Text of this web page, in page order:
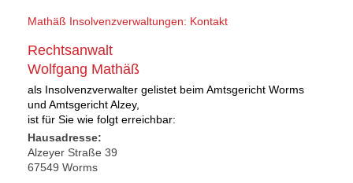
Mathäß Insolvenzverwaltungen: Kontakt
Rechtsanwalt
Wolfgang Mathäß
als Insolvenzverwalter gelistet beim Amtsgericht Worms
und Amtsgericht Alzey,
ist für Sie wie folgt erreichbar:
Hausadresse:
Alzeyer Straße 39
67549 Worms